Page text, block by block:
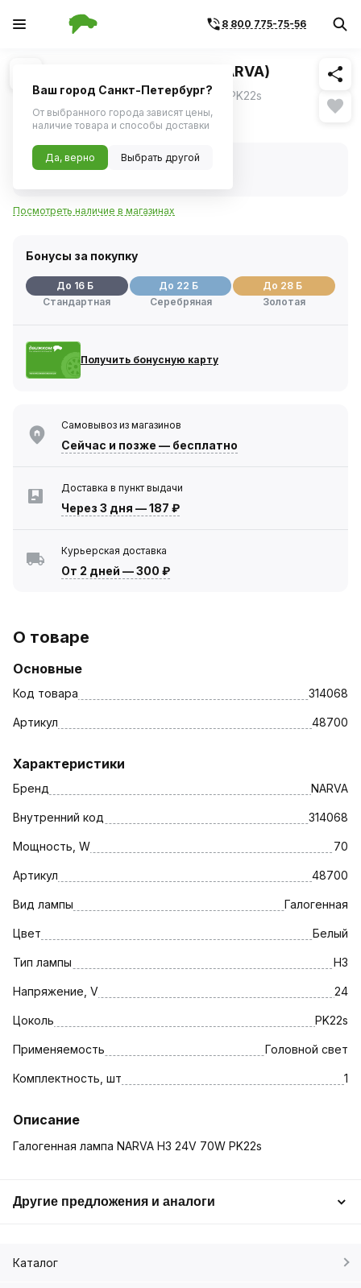
8 800 775-75-56
1/1 Похожие
Лампа H3 24V 70W PK22s (NARVA)
Галогенная лампа NARVA H3 24V 70W PK22s
306 ₽
В наличии
Код товара:314068
Посмотреть наличие в магазинах
Бонусы за покупку
До 16 Б
Стандартная
До 22 Б
Серебряная
До 28 Б
Золотая
Получить бонусную карту
Самовывоз из магазинов
Сейчас и позже — бесплатно
Доставка в пункт выдачи
Через 3 дня —187 ₽
Курьерская доставка
От 2 дней —300 ₽
О товаре
Основные
Код товара 314068
Артикул 48700
Характеристики
Бренд NARVA
Внутренний код 314068
Мощность, W 70
Артикул 48700
Вид лампы Галогенная
Цвет Белый
Тип лампы H3
Напряжение, V 24
Цоколь PK22s
Применяемость Головной свет
Комплектность, шт 1
Описание
Галогенная лампа NARVA H3 24V 70W PK22s
Другие предложения и аналоги
Каталог
Ваш город Санкт-Петербург?
От выбранного города зависят цены,
наличие товара и способы доставки
Да, верно Выбрать другой